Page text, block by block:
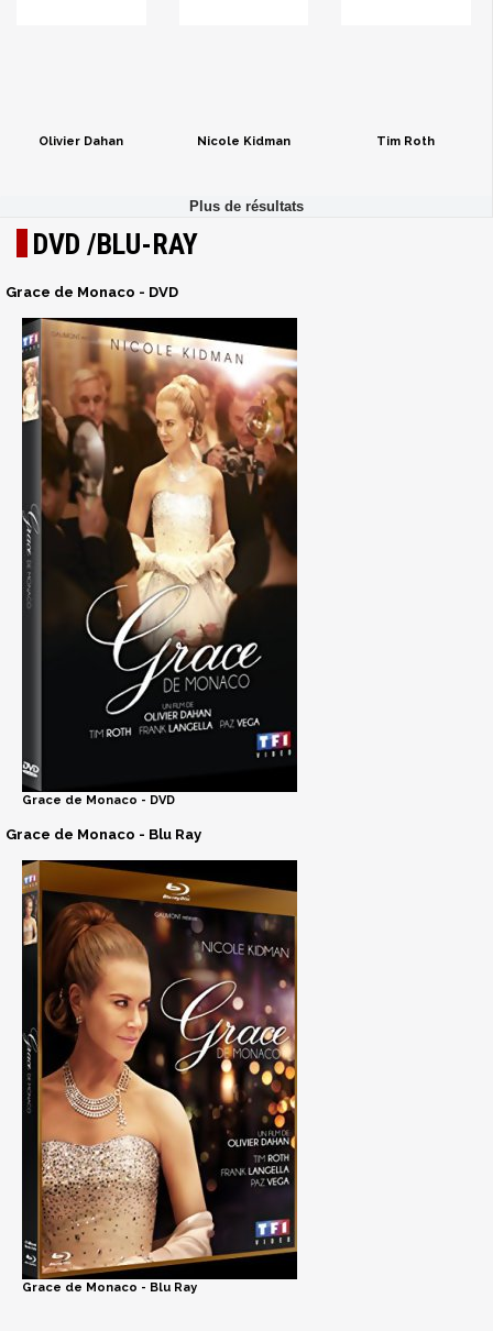
Olivier Dahan Nicole Kidman Tim Roth
DVD /BLU-RAY
Grace de Monaco - DVD
Grace de Monaco - DVD
Grace de Monaco - Blu Ray
Grace de Monaco - Blu Ray